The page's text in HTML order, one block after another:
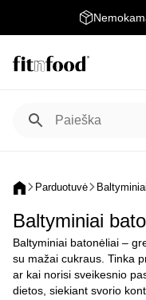
Parduotuvė
Baltyminiai
Baltyminiai batonėliai –
su mažai cukraus. Tinka
ar kai norisi sveikesnio
dietos, siekiant svorio